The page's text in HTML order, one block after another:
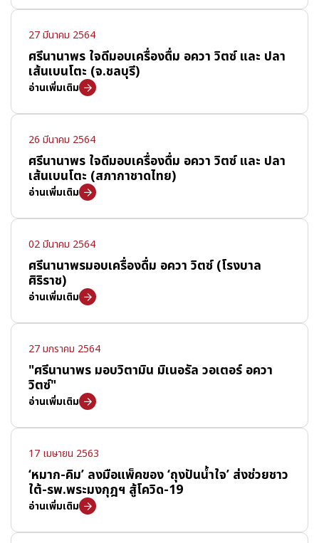
27 มีนาคม 2564
ศรีนานาพร ใจดีมอบเครื่องดื่ม อควา วิตซ์ และ ปลา
เส้นเบนโตะ (จ.ชลบุรี)
อ่านเพิ่มเติม
26 มีนาคม 2564
ศรีนานาพร ใจดีมอบเครื่องดื่ม อควา วิตซ์ และ ปลา
เส้นเบนโตะ (สภากาชาดไทย)
อ่านเพิ่มเติม
02 มีนาคม 2564
ศรีนานาพรมอบเครื่องดื่ม อควา วิตซ์ (โรงบาล
ศิริราช)
อ่านเพิ่มเติม
27 มกราคม 2564
"ศรีนานาพร มอบวิตามิน มิเนอรัล วอเตอร์ อควา
วิตซ์"
อ่านเพิ่มเติม
17 เมษายน 2563
‘หมาก-คิม’ ลงมือแพ็คของ ‘ถุงปันน้ำใจ’ ส่งช่วยชาว
ใต้-รพ.พระมงกุฎฯ สู้โควิด-19
อ่านเพิ่มเติม